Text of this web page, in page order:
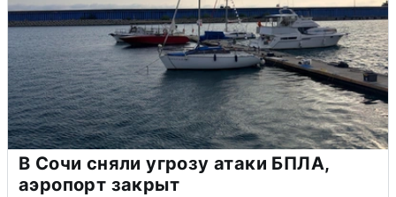
В Сочи сняли угрозу атаки БПЛА,
аэропорт закрыт